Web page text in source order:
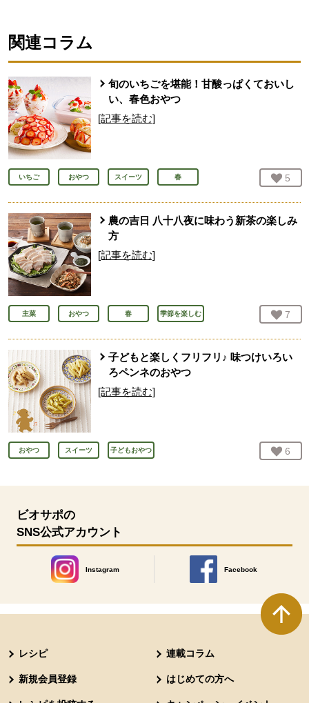
関連コラム
旬のいちごを堪能！甘酸っぱくておいし
い、春色おやつ
[記事を読む]
いちご おやつ スイーツ 春 お気
5
農の吉日 八十八夜に味わう新茶の楽しみ
方
[記事を読む]
主菜 おやつ 春 季節を楽しむ お気
7
子どもと楽しくフリフリ♪ 味つけいろい
ろペンネのおやつ
[記事を読む]
おやつ スイーツ 子どもおやつ お気
6
ビオサポの
SNS公式アカウント
Instagram
別のウィンドウで開きます。
Facebook
別のウィンドウで開きます
レシピ 連載コラム
新規会員登録 はじめての方へ